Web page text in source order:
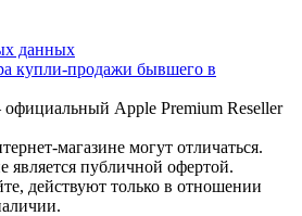
данных
купли-продажи бывшего в
Apple Premium Reseller
магазине могут отличаться.
является публичной офертой.
действуют только в отношении